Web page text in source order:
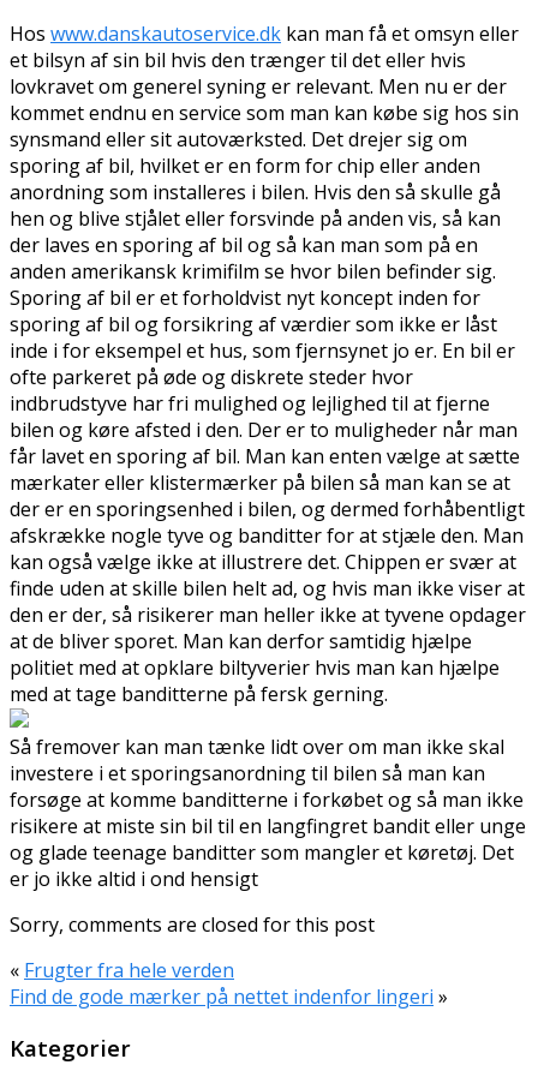
Hos www.danskautoservice.dk kan man få et omsyn eller
et bilsyn af sin bil hvis den trænger til det eller hvis
lovkravet om generel syning er relevant. Men nu er der
kommet endnu en service som man kan købe sig hos sin
synsmand eller sit autoværksted. Det drejer sig om
sporing af bil, hvilket er en form for chip eller anden
anordning som installeres i bilen. Hvis den så skulle gå
hen og blive stjålet eller forsvinde på anden vis, så kan
der laves en sporing af bil og så kan man som på en
anden amerikansk krimifilm se hvor bilen befinder sig.
Sporing af bil er et forholdvist nyt koncept inden for
sporing af bil og forsikring af værdier som ikke er låst
inde i for eksempel et hus, som fjernsynet jo er. En bil er
ofte parkeret på øde og diskrete steder hvor
indbrudstyve har fri mulighed og lejlighed til at fjerne
bilen og køre afsted i den. Der er to muligheder når man
får lavet en sporing af bil. Man kan enten vælge at sætte
mærkater eller klistermærker på bilen så man kan se at
der er en sporingsenhed i bilen, og dermed forhåbentligt
afskrække nogle tyve og banditter for at stjæle den. Man
kan også vælge ikke at illustrere det. Chippen er svær at
finde uden at skille bilen helt ad, og hvis man ikke viser at
den er der, så risikerer man heller ikke at tyvene opdager
at de bliver sporet. Man kan derfor samtidig hjælpe
politiet med at opklare biltyverier hvis man kan hjælpe
med at tage banditterne på fersk gerning.
Så fremover kan man tænke lidt over om man ikke skal
investere i et sporingsanordning til bilen så man kan
forsøge at komme banditterne i forkøbet og så man ikke
risikere at miste sin bil til en langfingret bandit eller unge
og glade teenage banditter som mangler et køretøj. Det
er jo ikke altid i ond hensigt
Sorry, comments are closed for this post
« Frugter fra hele verden
Find de gode mærker på nettet indenfor lingeri »
Kategorier